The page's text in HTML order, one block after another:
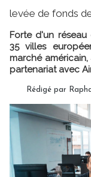
levée de fonds
Forte d'un
35 villes
marché
partenariat avec
Rédigé par